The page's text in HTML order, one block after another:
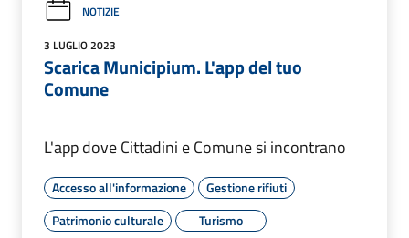
NOTIZIE
3 LUGLIO 2023
Scarica Municipium. L'app del tuo
Comune
L'app dove Cittadini e Comune si incontrano
Accesso all'informazione
Gestione rifiuti
Patrimonio culturale
Turismo